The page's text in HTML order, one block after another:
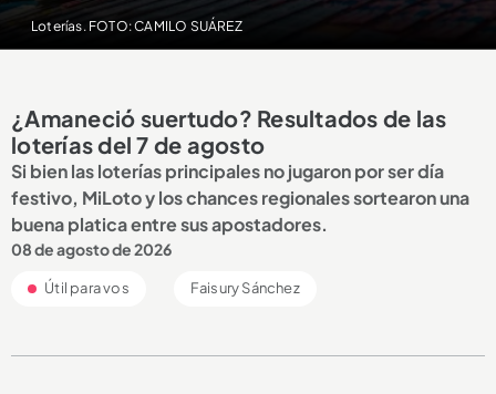
Loterías. FOTO: CAMILO SUÁREZ
¿Amaneció suertudo? Resultados de las
loterías del 7 de agosto
Si bien las loterías principales no jugaron por ser día
festivo, MiLoto y los chances regionales sortearon una
buena platica entre sus apostadores.
08 de agosto de 2026
Útil para vos Faisury Sánchez